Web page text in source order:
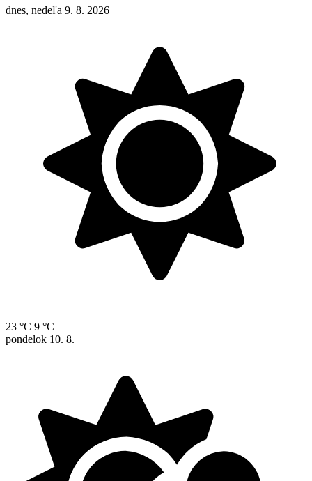
dnes, nedeľa 9. 8. 2026
23 °C 9 °C
pondelok 10. 8.